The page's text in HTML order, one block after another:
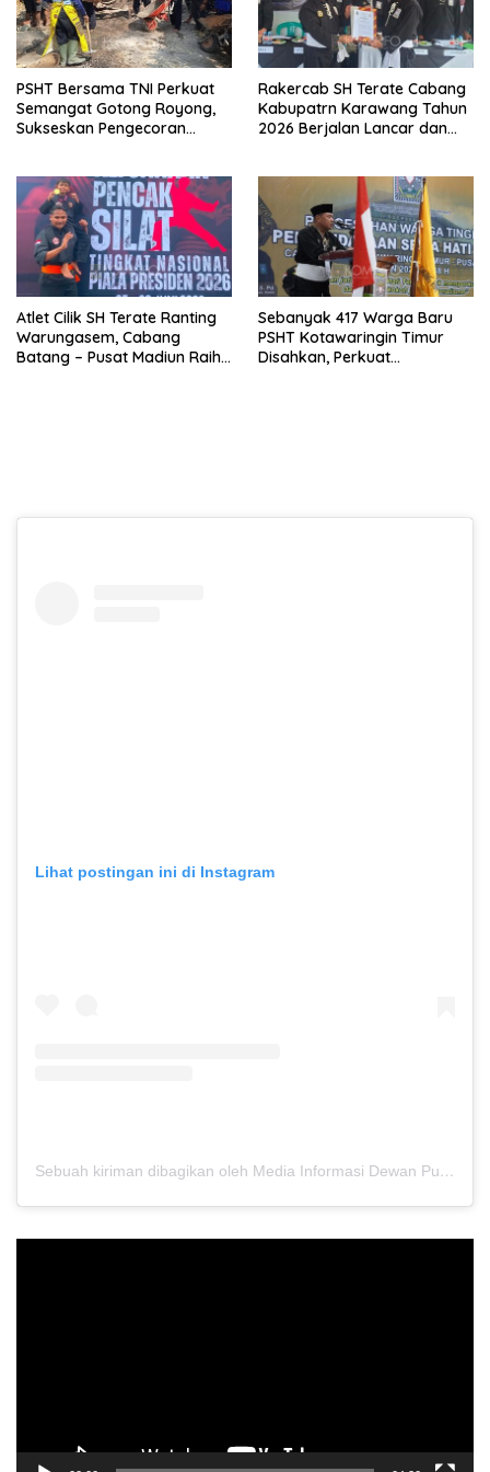
PSHT Bersama TNI Perkuat
Semangat Gotong Royong,
Sukseskan Pengecoran
Rakercab SH Terate Cabang
Kabupatrn Karawang Tahun
2026 Berjalan Lancar dan
Atlet Cilik SH Terate Ranting
Warungasem, Cabang
Batang – Pusat Madiun Raih
Sebanyak 417 Warga Baru
PSHT Kotawaringin Timur
Disahkan, Perkuat
Lihat postingan ini di Instagram
Sebuah kiriman dibagikan oleh Media Informasi Dewan Pusat Persaudaraan Setia Hati Terate (@media.dewanpusat)